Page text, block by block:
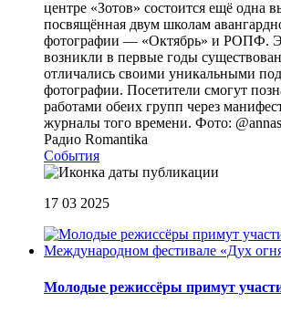
центре «Зотов» состоится ещё одна
посвящённая двум школам
фотографии — «Октябрь» и РОПФ.
возникли в первые годы
отличались своими уникальными
фотографии. Посетители смогут
работами обеих групп через
журналы того времени. Фото:
Радио Romantika
События
17 03 2025
Молодые режиссёры примут